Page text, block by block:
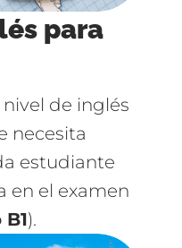
para
de inglés
necesita
estudiante
en el examen
).